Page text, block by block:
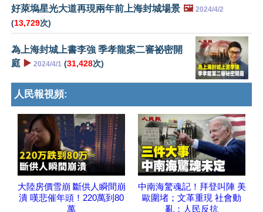
好萊塢星光大道再現兩年前上海封城場景 🖼️ 2024/4/2
(13,729次)
為上海封城上書李強 季孝龍案二審祕密開
庭 ▶️ 2024/4/1 (31,428次)
人民報視頻:
大陸房價雪崩 斷供人瞬間崩
潰 嘆悲催年頭！220萬到80
萬
中南海驚魂記！拜登叫陣 美
歐圍堵；文革重現 社會動
亂；人民反抗